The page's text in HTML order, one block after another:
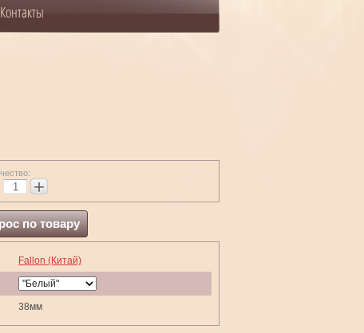
Контакты
+
по товару
Fallon (Китай)
38мм